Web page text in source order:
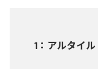
1 ： アルタイル